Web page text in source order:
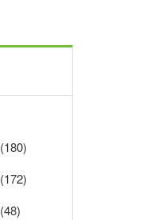
(180)
(172)
(48)